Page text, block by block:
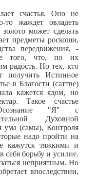
счастья. Оно не
то жаждет овладеть
может сделать
предметы роскоши,
передвижения, -
того, что, по их
радость. Но тех, кто
получить Истинное
в Благости (саттве)
кажется ядом, но
Такое счастье
Осознание "Я" с
Духовной
ума (самы), Контроля
надо пройти на
кажутся тяжкими и
борьбу и усилие.
неприятным. Но
впоследствии,